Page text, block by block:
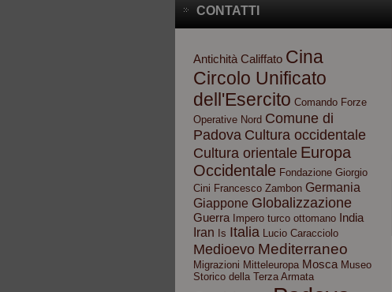
CONTATTI
Antichità Califfato Cina
Circolo Unificato
dell'Esercito Comando Forze
Operative Nord Comune di
Padova Cultura occidentale
Cultura orientale Europa
Occidentale Fondazione Giorgio
Cini Francesco Zambon Germania
Giappone Globalizzazione
Guerra Impero turco ottomano India
Iran Is Italia Lucio Caracciolo
Medioevo Mediterraneo
Migrazioni Mitteleuropa Mosca Museo
Storico della Terza Armata